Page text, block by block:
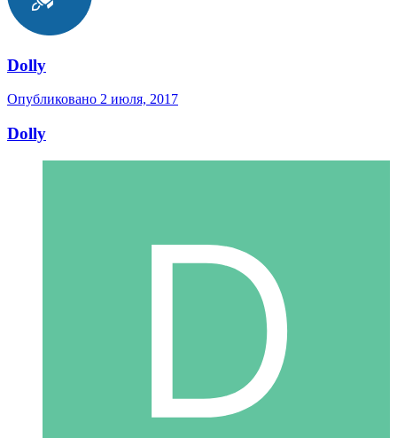
Dolly
Опубликовано 2 июля, 2017
Dolly